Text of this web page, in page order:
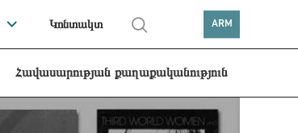
Կոնտակտ ARM
Հավասարության քաղաքականություն